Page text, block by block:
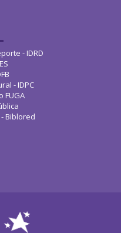
- IDRD
- IDPC
FUGA
Biblored